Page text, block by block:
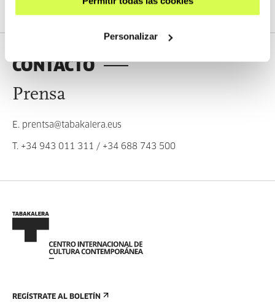
Personalizar
CONTACTO
Prensa
E. prentsa@tabakalera.eus
T. +34 943 011 311 / +34 688 743 500
REGÍSTRATE AL BOLETÍN